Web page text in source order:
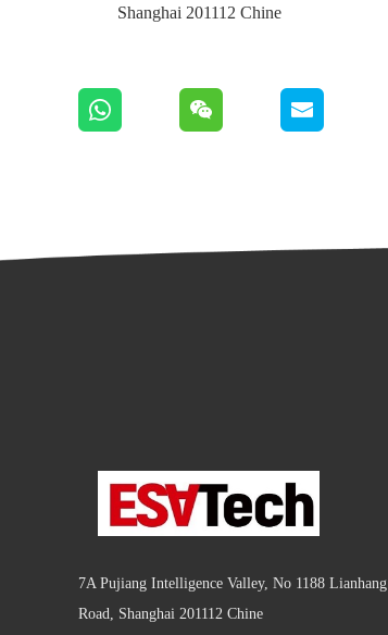
Shanghai 201112 Chine
7A Pujiang Intelligence Valley, No 1188 Lianhang
Road, Shanghai 201112 Chine